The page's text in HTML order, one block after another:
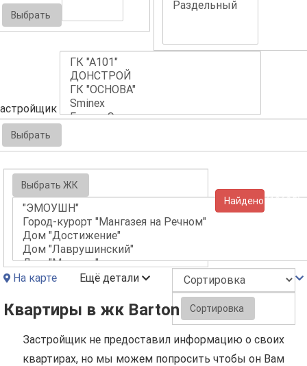
Выбрать
Выбрать
Выбрать ЖК
Найдено (10625)
На карте Ещё детали
Сортировка
Квартиры в жк Barton
Застройщик не предоставил информацию о своих
квартирах, но мы можем попросить чтобы он Вам